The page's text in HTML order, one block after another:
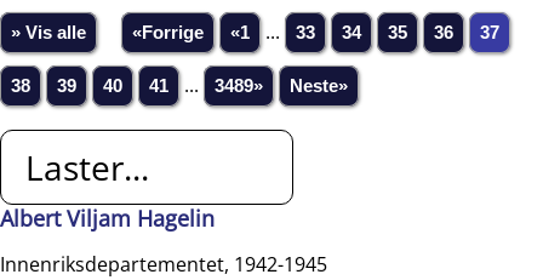
» Vis alle «Forrige «1 ... 33 34 35 36 37
38 39 40 41 ... 3489» Neste»
Laster...
Albert Viljam Hagelin
Innenriksdepartementet, 1942-1945